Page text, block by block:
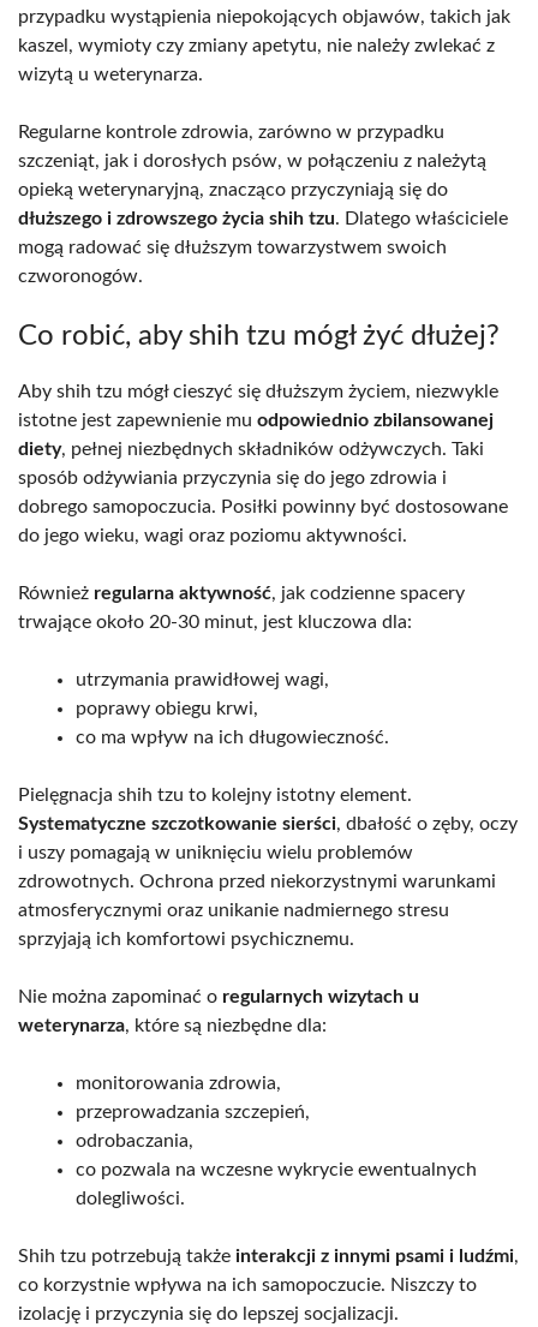
przypadku wystąpienia niepokojących objawów, takich jak
kaszel, wymioty czy zmiany apetytu, nie należy zwlekać z
wizytą u weterynarza.
Regularne kontrole zdrowia, zarówno w przypadku
szczeniąt, jak i dorosłych psów, w połączeniu z należytą
opieką weterynaryjną, znacząco przyczyniają się do
dłuższego i zdrowszego życia shih tzu. Dlatego właściciele
mogą radować się dłuższym towarzystwem swoich
czworonogów.
Co robić, aby shih tzu mógł żyć dłużej?
Aby shih tzu mógł cieszyć się dłuższym życiem, niezwykle
istotne jest zapewnienie mu odpowiednio zbilansowanej
diety, pełnej niezbędnych składników odżywczych. Taki
sposób odżywiania przyczynia się do jego zdrowia i
dobrego samopoczucia. Posiłki powinny być dostosowane
do jego wieku, wagi oraz poziomu aktywności.
Również regularna aktywność, jak codzienne spacery
trwające około 20-30 minut, jest kluczowa dla:
utrzymania prawidłowej wagi,
poprawy obiegu krwi,
co ma wpływ na ich długowieczność.
Pielęgnacja shih tzu to kolejny istotny element.
Systematyczne szczotkowanie sierści, dbałość o zęby, oczy
i uszy pomagają w uniknięciu wielu problemów
zdrowotnych. Ochrona przed niekorzystnymi warunkami
atmosferycznymi oraz unikanie nadmiernego stresu
sprzyjają ich komfortowi psychicznemu.
Nie można zapominać o regularnych wizytach u
weterynarza, które są niezbędne dla:
monitorowania zdrowia,
przeprowadzania szczepień,
odrobaczania,
co pozwala na wczesne wykrycie ewentualnych
dolegliwości.
Shih tzu potrzebują także interakcji z innymi psami i ludźmi,
co korzystnie wpływa na ich samopoczucie. Niszczy to
izolację i przyczynia się do lepszej socjalizacji.